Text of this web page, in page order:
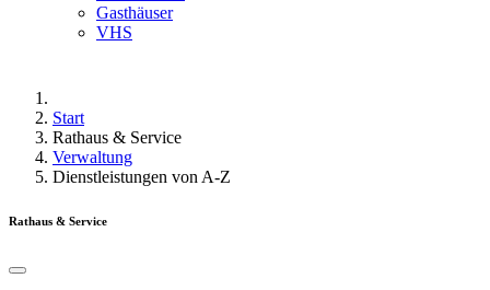
Gasthäuser
VHS
Start
Rathaus & Service
Verwaltung
Dienstleistungen von A-Z
Rathaus & Service